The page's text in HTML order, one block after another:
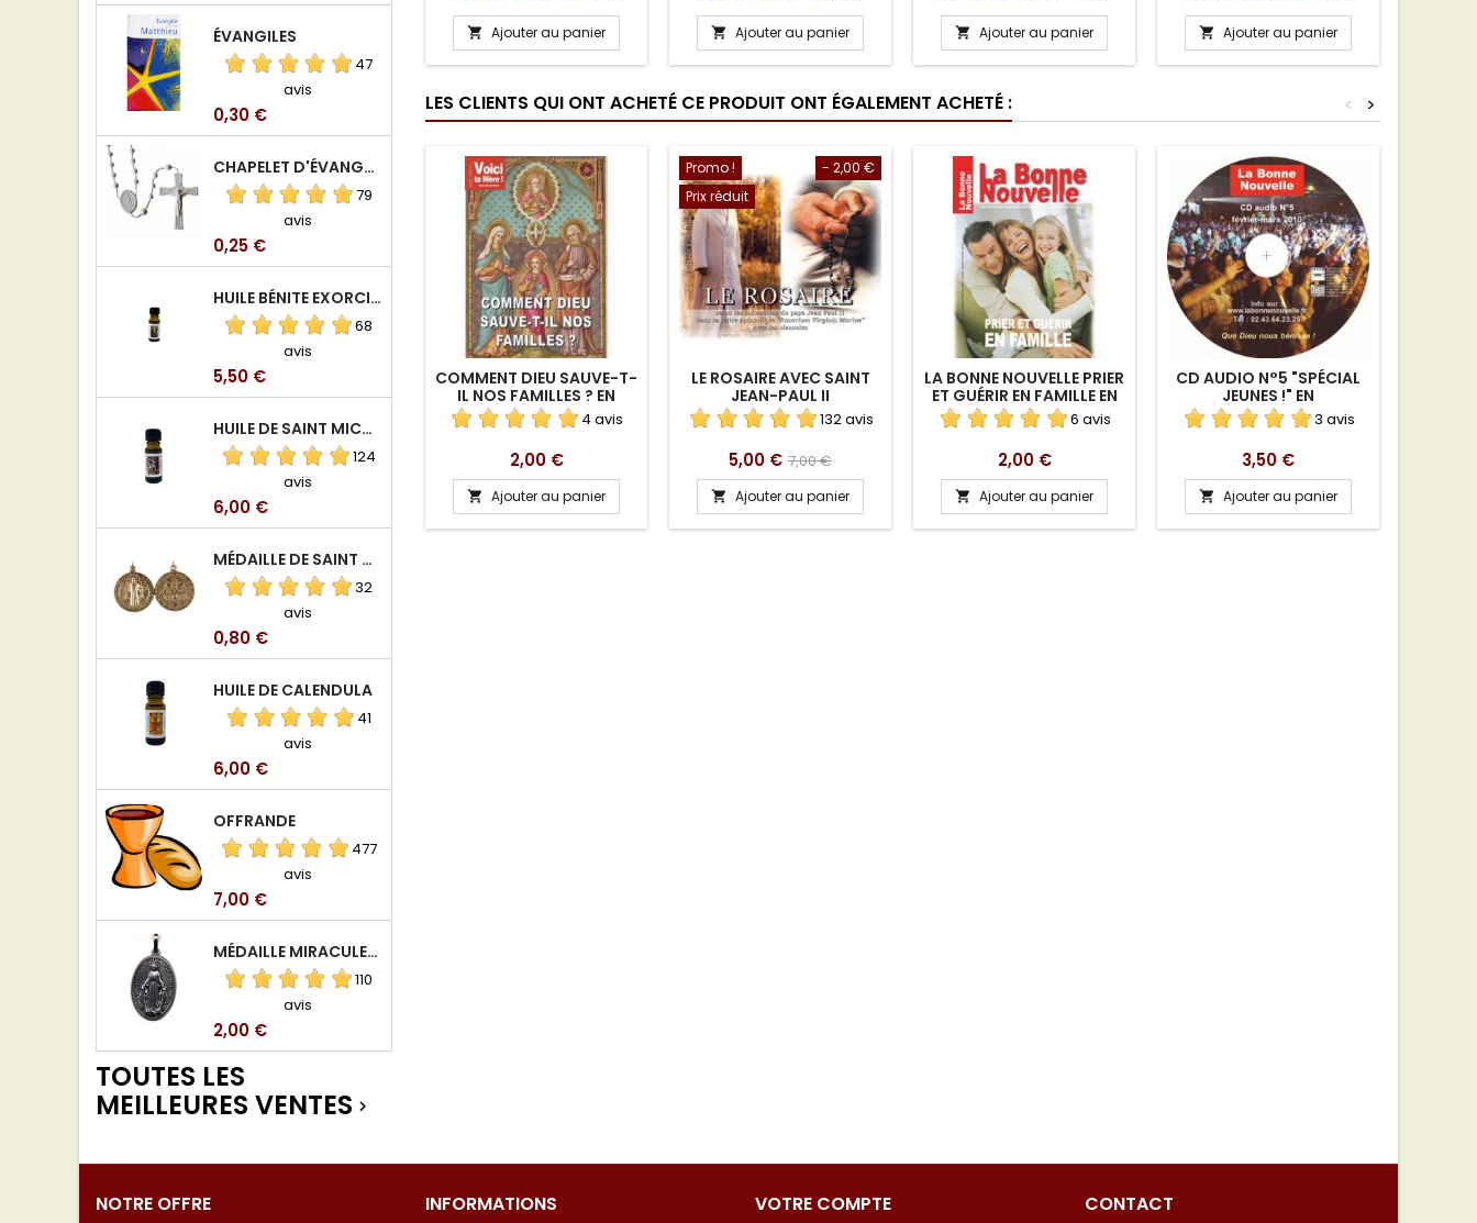
ÉVANGILES
47
avis
Prix
0,30 €
CHAPELET D'ÉVANGÉLISATION
79
avis
Prix
0,25 €
HUILE BÉNITE EXORCISÉE
68
avis
Prix
5,50 €
HUILE DE SAINT MICHEL ARCHANGE
124
avis
Prix
6,00 €
MÉDAILLE DE SAINT BENOIT EN ALUMINIUM
32
avis
Prix
0,80 €
HUILE DE CALENDULA
41
avis
Prix
6,00 €
OFFRANDE
477
avis
Prix
7,00 €
MÉDAILLE MIRACULEUSE DE VIERGE DE LA RUE DU BAC
110
avis
Prix
2,00 €
TOUTES LES
MEILLEURES VENTES 
 Ajouter au panier  Ajouter au panier  Ajouter au panier  Ajouter au panier
LES CLIENTS QUI ONT ACHETÉ CE PRODUIT ONT ÉGALEMENT ACHETÉ : >
<
COMMENT DIEU SAUVE-T-
IL NOS FAMILLES ? EN
TÉLÉCHARGEMENT
4 avis
Prix
2,00 €
 Ajouter au panier
- 2,00 €
Promo !
Prix réduit
LE ROSAIRE AVEC SAINT
JEAN-PAUL II
132 avis
Prix
5,00 € Prix
de
base
7,00 €
 Ajouter au panier
LA BONNE NOUVELLE PRIER
ET GUÉRIR EN FAMILLE EN
TÉLÉCHARGEMENT
6 avis
Prix
2,00 €
 Ajouter au panier
CD AUDIO N°5 "SPÉCIAL
JEUNES !" EN
TÉLÉCHARGEMENT
3 avis
Prix
3,50 €
 Ajouter au panier
NOTRE OFFRE INFORMATIONS VOTRE COMPTE CONTACT